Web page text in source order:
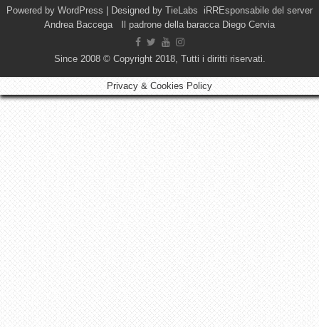
Powered by WordPress | Designed by TieLabs iRREsponsabile del server
Andrea Baccega Il padrone della baracca Diego Cervia
Since 2008 © Copyright 2018, Tutti i diritti riservati.
Privacy & Cookies Policy